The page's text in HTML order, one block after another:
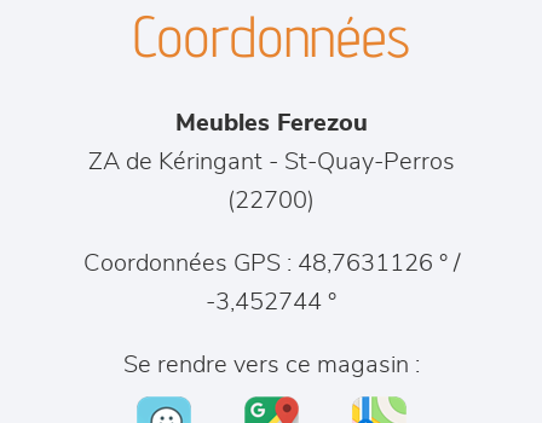
chambres et dressing
décoration
Coordonnées
Meubles Ferezou
ZA de Kéringant - St-Quay-Perros
(22700)
Coordonnées GPS : 48,7631126 ° /
-3,452744 °
Se rendre vers ce magasin :